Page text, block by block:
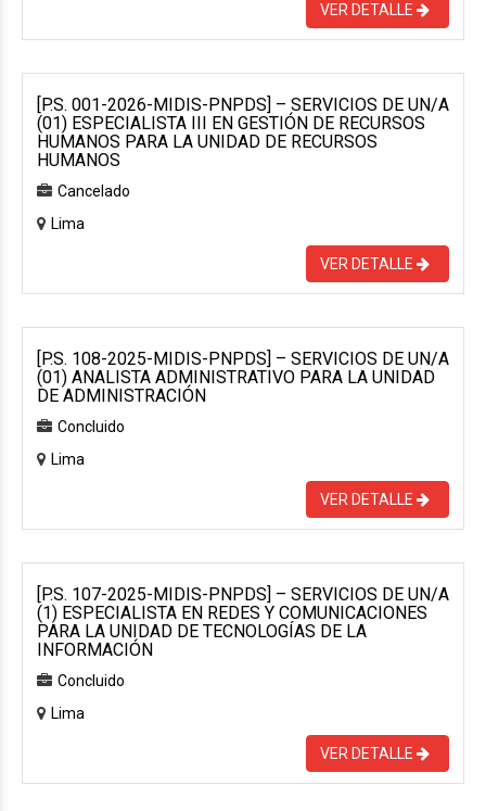
VER DETALLE
[P.S. 001-2026-MIDIS-PNPDS] – SERVICIOS DE UN/A
(01) ESPECIALISTA III EN GESTIÓN DE RECURSOS
HUMANOS PARA LA UNIDAD DE RECURSOS
HUMANOS
Cancelado
Lima
VER DETALLE
[P.S. 108-2025-MIDIS-PNPDS] – SERVICIOS DE UN/A
(01) ANALISTA ADMINISTRATIVO PARA LA UNIDAD
DE ADMINISTRACIÓN
Concluido
Lima
VER DETALLE
[P.S. 107-2025-MIDIS-PNPDS] – SERVICIOS DE UN/A
(1) ESPECIALISTA EN REDES Y COMUNICACIONES
PARA LA UNIDAD DE TECNOLOGÍAS DE LA
INFORMACIÓN
Concluido
Lima
VER DETALLE